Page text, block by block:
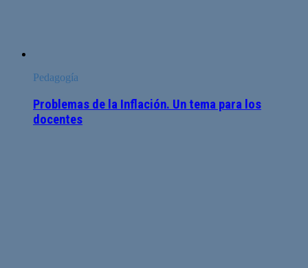
Pedagogía
Problemas de la Inflación. Un tema para los
docentes